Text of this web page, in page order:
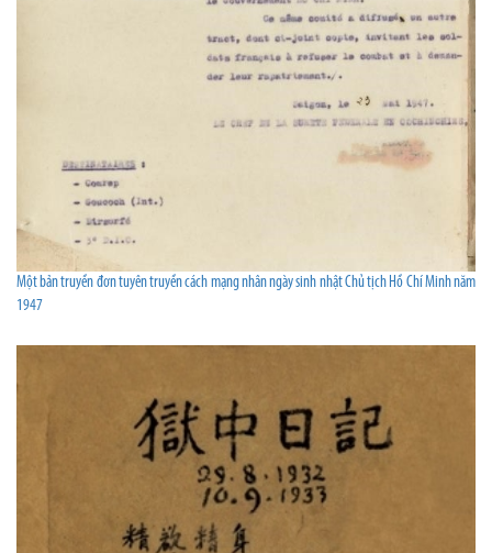
Một bản truyền đơn tuyên truyền cách mạng nhân ngày sinh nhật Chủ tịch Hồ Chí Minh năm
1947